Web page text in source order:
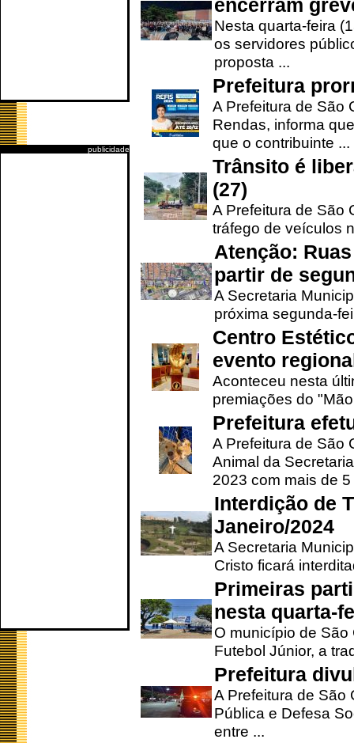
publicidade
encerram
Nesta quarta-feira
os servidores
proposta ...
Prefeitura
A Prefeitura de São
Rendas, informa
que o contribuinte ...
Trânsito é
(27)
A Prefeitura de São
tráfego de veículos
Atenção:
partir de
A Secretaria
próxima segunda-
Centro
evento
Aconteceu nesta
premiações do
Prefeitura
A Prefeitura de São
Animal da
2023 com mais de 5
Interdição de
Janeiro/2024
A Secretaria
Cristo ficará
Primeiras
nesta quarta-
O município de
Futebol Júnior, a
Prefeitura
A Prefeitura de São
Pública e Defesa
entre ...